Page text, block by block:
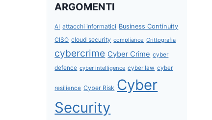
ARGOMENTI
AI attacchi informatici Business Continuity
CISO cloud security compliance Crittografia
cybercrime Cyber Crime cyber
defence cyber intelligence cyber law cyber
resilience Cyber Risk Cyber
Security